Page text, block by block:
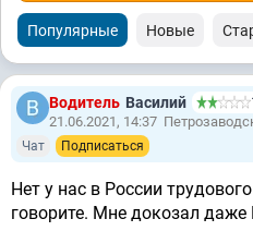
Популярные Новые
Водитель Василий
21.06.2021, 14:37
Чат Подписаться
Нет у нас в России
говорите. Мне докозал даже